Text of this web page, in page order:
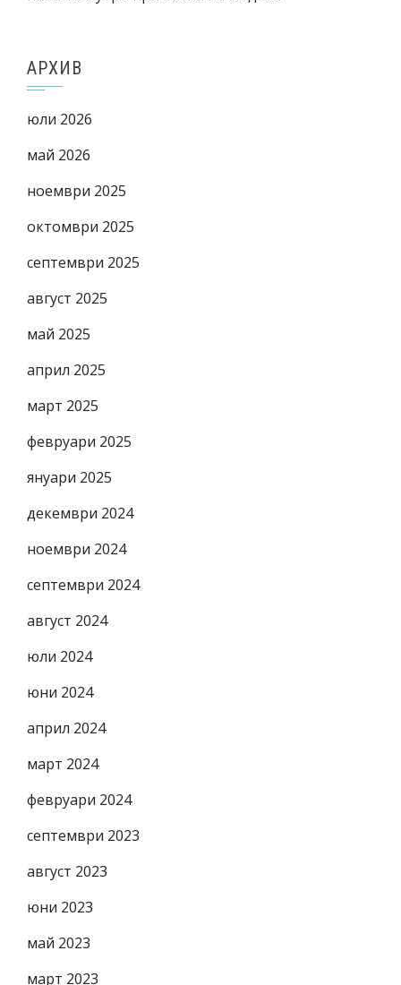
АРХИВ
юли 2026
май 2026
ноември 2025
октомври 2025
септември 2025
август 2025
май 2025
април 2025
март 2025
февруари 2025
януари 2025
декември 2024
ноември 2024
септември 2024
август 2024
юли 2024
юни 2024
април 2024
март 2024
февруари 2024
септември 2023
август 2023
юни 2023
май 2023
март 2023